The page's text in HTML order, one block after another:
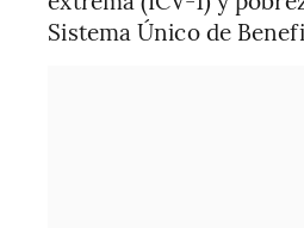
Sistema Único de